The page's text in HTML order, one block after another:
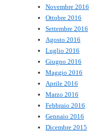
Novembre 2016
Ottobre 2016
Settembre 2016
Agosto 2016
Luglio 2016
Giugno 2016
Maggio 2016
Aprile 2016
Marzo 2016
Febbraio 2016
Gennaio 2016
Dicembre 2015